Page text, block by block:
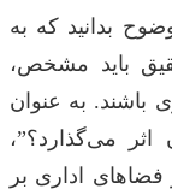
بدانید که به
باید مشخص،
باشند. به عنوان
می‌گذارد؟”،
اداری بر